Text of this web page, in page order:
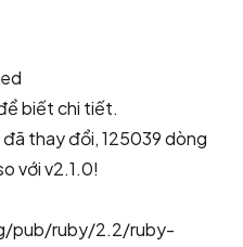
biết chi tiết.
thay đổi, 125039 dòng
với v2.1.0!
pub/ruby/2.2/ruby-